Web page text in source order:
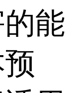
能